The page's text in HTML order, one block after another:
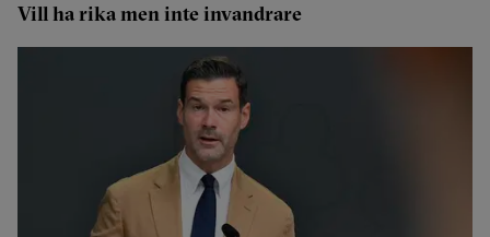
Vill ha rika men inte invandrare